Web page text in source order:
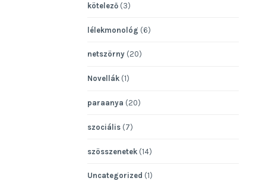
kötelező (3)
lélekmonológ (6)
netszörny (20)
Novellák (1)
paraanya (20)
szociális (7)
szösszenetek (14)
Uncategorized (1)